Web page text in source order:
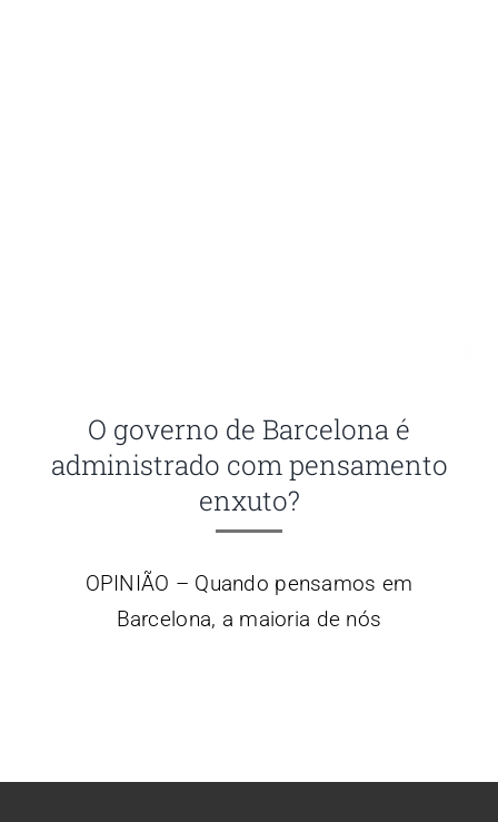
O governo de Barcelona é
administrado com pensamento
enxuto?
OPINIÃO – Quando pensamos em
Barcelona, ​​a maioria de nós